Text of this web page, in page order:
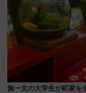
無一文の大学生が町家を